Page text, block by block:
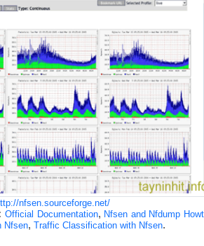
nfsen.sourceforge.net/
Official Documentation, Nfsen and Nfdump
Nfsen, Traffic Classification with Nfsen.